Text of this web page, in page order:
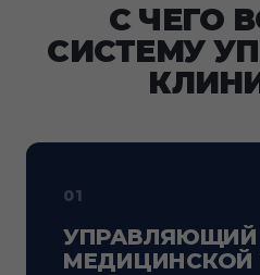
С ЧЕГО
СИСТЕМУ
01
УПРАВЛЯЮЩИЙ
МЕДИЦИНСКОЙ